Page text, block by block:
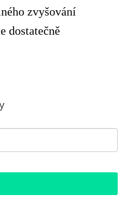
zvyšování
dostatečně